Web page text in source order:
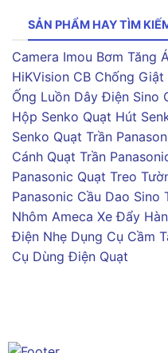
SẢN PHẨM HAY TÌM
Camera Imou Bơm Tăng
HiKVision CB Chống Giật
Ống Luồn Dây Điện Sino
Hộp Senko Quạt Hút
Senko Quạt Trần
Cánh Quạt Trần
Panasonic Quạt Treo
Panasonic Cầu Dao Sino
Nhôm Ameca Xe Đẩy
Điện Nhẹ Dụng Cụ Cầm
Cụ Dùng Điện Quạt